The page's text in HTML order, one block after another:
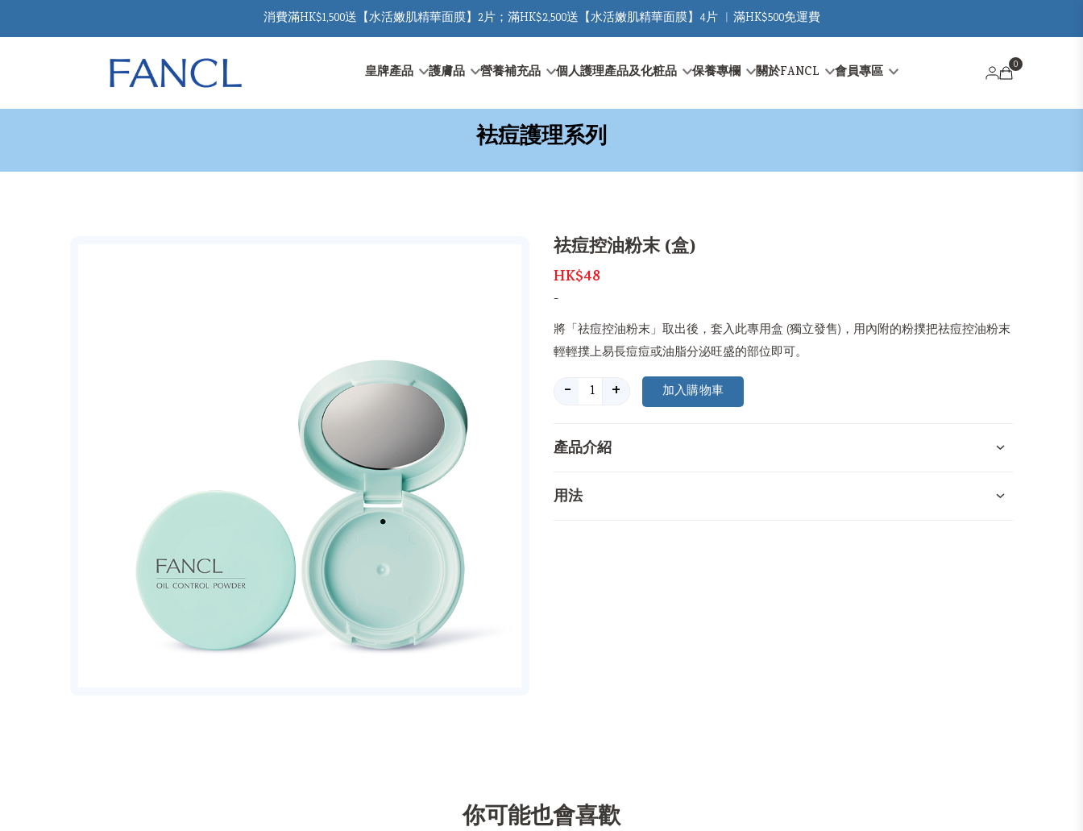
消費滿HK$1,500送【水活嫩肌精華面膜】2片；滿HK$2,500送【水活嫩肌精華面膜】4片 ︳滿HK$500免運費
皇牌產品 護膚品 營養補充品 個人護理產品及化粧品 保養專欄 關於FANCL 會員專區 0
袪痘護理系列
祛痘控油粉末 (盒)
HK$48
-
將「祛痘控油粉末」取出後，套入此專用盒 (獨立發售)，用內附的粉撲把祛痘控油粉末
輕輕撲上易長痘痘或油脂分泌旺盛的部位即可。
- +
產品介紹
用法
你可能也會喜歡